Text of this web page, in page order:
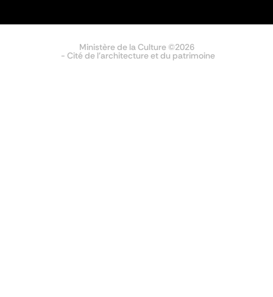
Ministère de la Culture ©2026
- Cité de l'architecture et du patrimoine